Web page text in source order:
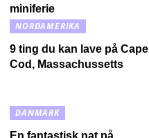
miniferie
NORDAMERIKA
9 ting du kan lave på Cape
Cod, Massachussetts
DANMARK
En fantastisk nat på